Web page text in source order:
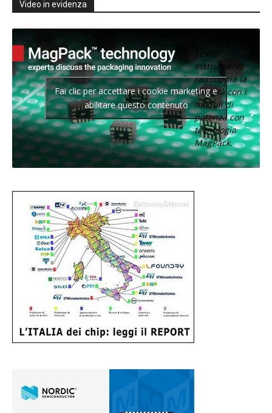
Video in evidenza
Texas
Instruments
raddoppia la
densità con i
moduli di
potenza con
tecnologia
MagPack.
Fai clic per accettare i cookie marketing e
abilitare questo contenuto